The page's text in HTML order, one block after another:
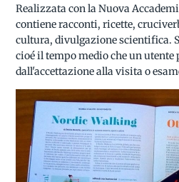
Realizzata con la Nuova
contiene racconti, ricette,
cultura, divulgazione scientifica.
cioé il tempo medio che un utente
dall'accettazione alla visita o